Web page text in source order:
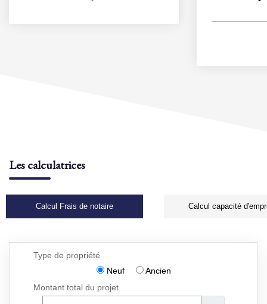
Les calculatrices
Calcul Frais de notaire Calcul capacité